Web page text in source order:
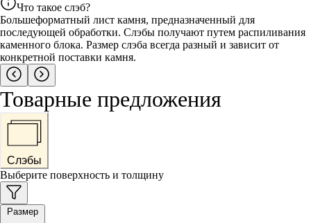
Что такое слэб?
Большеформатный лист камня, предназначенный для
последующей обработки. Слэбы получают путем распиливания
каменного блока. Размер слэба всегда разный и зависит от
конкретной поставки камня.
Товарные предложения
Слэбы
Выберите поверхность и толщину